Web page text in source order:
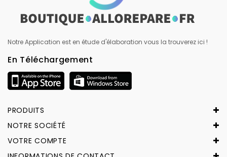
Notre Application est en étude d'élaboration vous la trouverez ici !
En Téléchargement
PRODUITS
NOTRE SOCIÉTÉ
VOTRE COMPTE